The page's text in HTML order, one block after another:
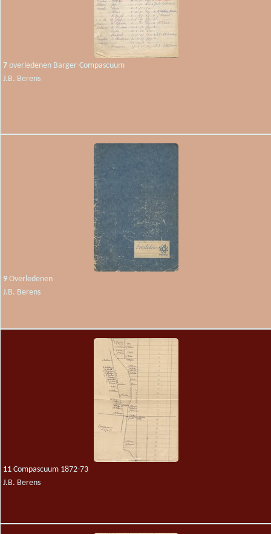
7 overledenen Barger-Compascuum
J.B. Berens
9 Overledenen
J.B. Berens
11 Compascuum 1872-73
J.B. Berens